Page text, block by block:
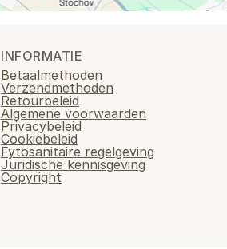
INFORMATIE
Betaalmethoden
Verzendmethoden
Retourbeleid
Algemene voorwaarden
Privacybeleid
Cookiebeleid
Fytosanitaire regelgeving
Juridische kennisgeving
Copyright